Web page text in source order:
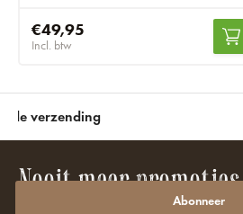
€49,95
Incl. btw
verzending
Nooit meer
Abonneer